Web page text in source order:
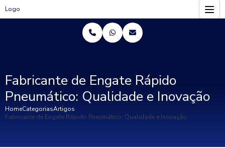
Logo
HomeCategoriasArtigos
Fabricante de Engate Rápido Pneumático: Qualidade e Inovação
Fabricante de Engate Rápido
Pneumático: Qualidade e Inovação